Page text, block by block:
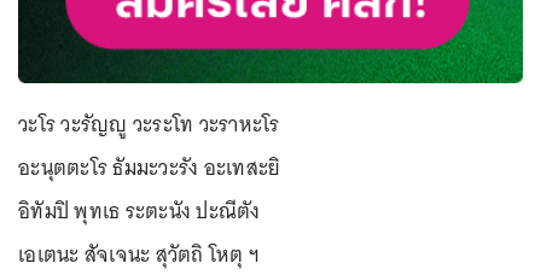
วะโร วะรัญญู วะระโท วะราหะโร
อะนุตตะโร ธัมมะวะรัง อะเทสะยิ
อิทัมปิ พุทเธ ระตะนัง ปะณีตัง
เอเตนะ สัจเจนะ สุวัตถิ โหตุ ฯ